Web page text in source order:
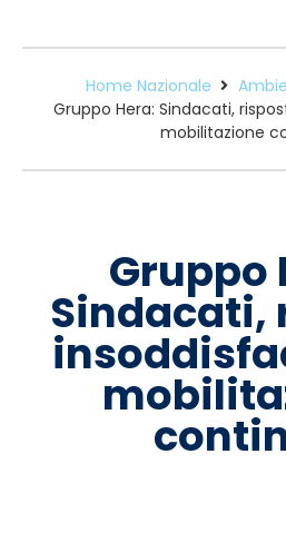
Home Nazionale
Gruppo Hera: Sindacati,
mobilitazione
Gruppo
Sindacati,